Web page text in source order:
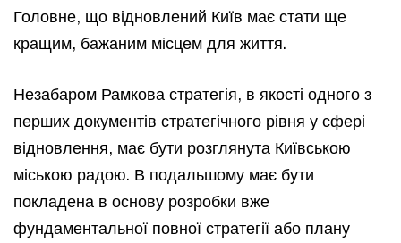
Головне, що відновлений Київ має стати ще
кращим, бажаним місцем для життя.
Незабаром Рамкова стратегія, в якості одного з
перших документів стратегічного рівня у сфері
відновлення, має бути розглянута Київською
міською радою. В подальшому має бути
покладена в основу розробки вже
фундаментальної повної стратегії або плану